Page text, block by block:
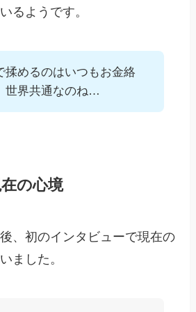
るようです。
揉めるのはいつもお金絡
世界共通なのね…
の心境
、初のインタビューで現在の
ました。